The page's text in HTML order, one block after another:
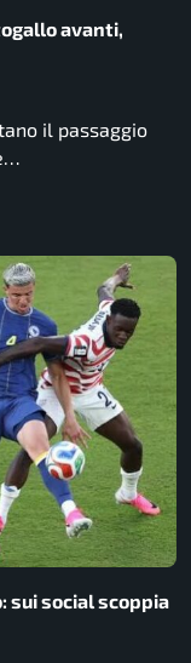
avanti,
il passaggio
sui social scoppia